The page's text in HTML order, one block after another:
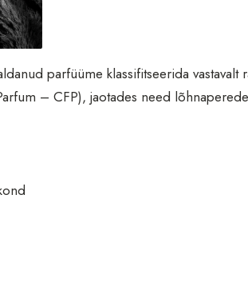
parfüüme klassifitseerida
– CFP), jaotades need